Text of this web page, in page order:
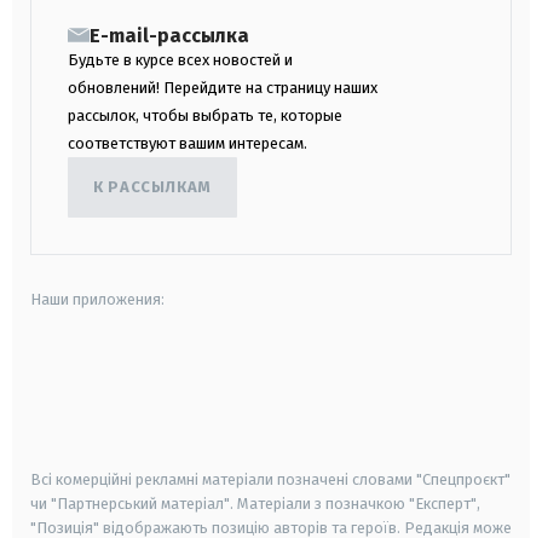
E-mail-рассылка
Будьте в курсе всех новостей и
обновлений! Перейдите на страницу наших
рассылок, чтобы выбрать те, которые
соответствуют вашим интересам.
К РАССЫЛКАМ
Наши приложения:
Всі комерційні рекламні матеріали позначені словами "Спецпроєкт"
чи "Партнерський матеріал". Матеріали з позначкою "Експерт",
"Позиція" відображають позицію авторів та героїв. Редакція може